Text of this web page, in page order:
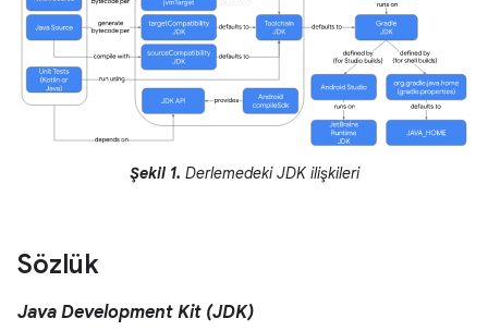
Şekil 1. Derlemedeki JDK ilişkileri
Sözlük
Java Development Kit (JDK)